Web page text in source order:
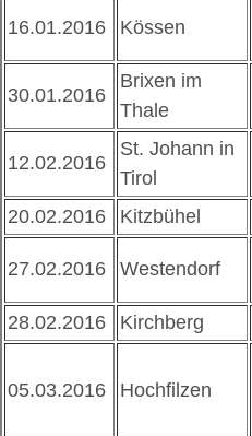
16.01.2016 Kössen
30.01.2016
Brixen im
Thale
12.02.2016
St. Johann in
Tirol
20.02.2016
Kitzbühel
27.02.2016 Westendorf
28.02.2016
Kirchberg
05.03.2016 Hochfilzen